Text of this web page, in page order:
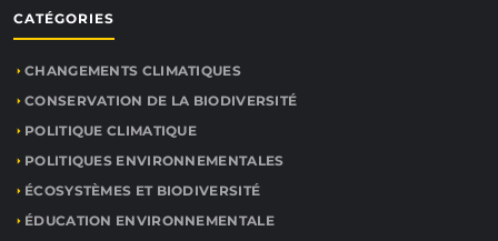
CATÉGORIES
CHANGEMENTS CLIMATIQUES
CONSERVATION DE LA BIODIVERSITÉ
POLITIQUE CLIMATIQUE
POLITIQUES ENVIRONNEMENTALES
ÉCOSYSTÈMES ET BIODIVERSITÉ
ÉDUCATION ENVIRONNEMENTALE